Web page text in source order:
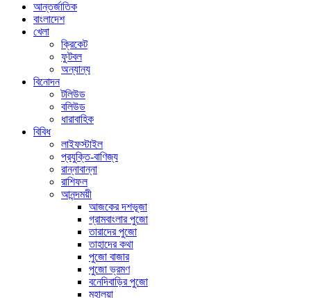
আন্তর্জাতিক
বাংলাদেশ
খেলা
ক্রিকেট
ফুটবল
অন্যান্য
বিনোদন
টলিউড
বলিউড
ধারাবাহিক
বিবিধ
লাইফস্টাইল
প্রযুক্তি-বাণিজ্য
রান্নাবান্না
রাশিফল
আনন্দময়ী
আজকের দশভূজা
গ্রামবাংলার পুজো
তারাদের পুজো
তাহাদের কথা
পুজো বাজার
পুজো ভ্রমণ
বনেদিবাড়ির পুজো
মহালয়া